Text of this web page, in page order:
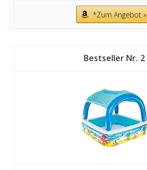
*Zum Angebot »
2